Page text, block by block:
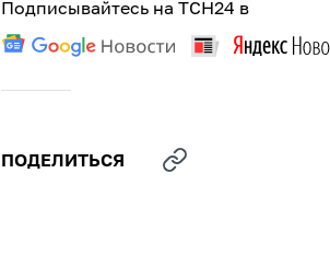
Подписывайтесь на ТСН24 в
ПОДЕЛИТЬСЯ